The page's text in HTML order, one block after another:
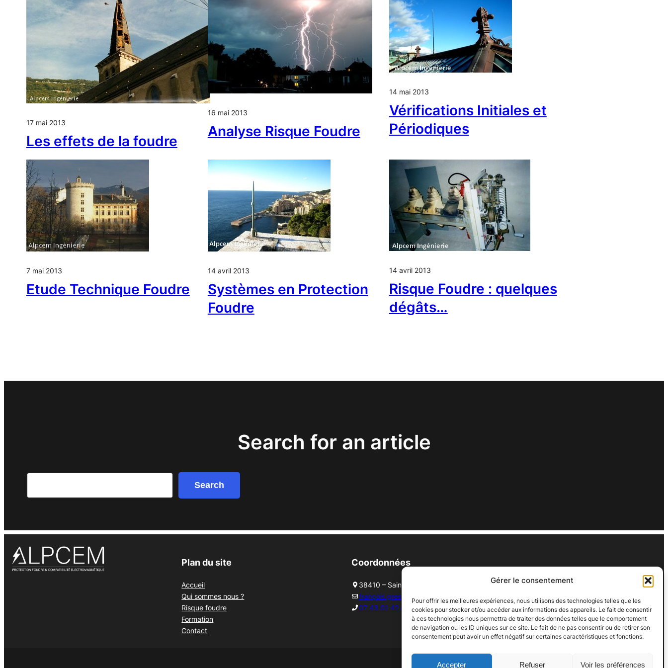
Gérer le consentement
Pour offrir les meilleures expériences, nous utilisons des technologies telles que les
cookies pour stocker et/ou accéder aux informations des appareils. Le fait de consentir
à ces technologies nous permettra de traiter des données telles que le comportement
de navigation ou les ID uniques sur ce site. Le fait de ne pas consentir ou de retirer son
consentement peut avoir un effet négatif sur certaines caractéristiques et fonctions.
Accepter Refuser Voir les préférences
17 mai 2013
Les effets de la foudre
16 mai 2013
Analyse Risque Foudre
14 mai 2013
Vérifications Initiales et
Périodiques
7 mai 2013
Etude Technique Foudre
14 avril 2013
Systèmes en Protection
Foudre
14 avril 2013
Risque Foudre : quelques
dégâts…
Search for an article
Search
Plan du site
Accueil
Qui sommes nous ?
Risque foudre
Formation
Contact
Coordonnées
38410 – Saint Martin d’Uriage
françois.gresillon@alpcem.fr
07 43 01 42 84